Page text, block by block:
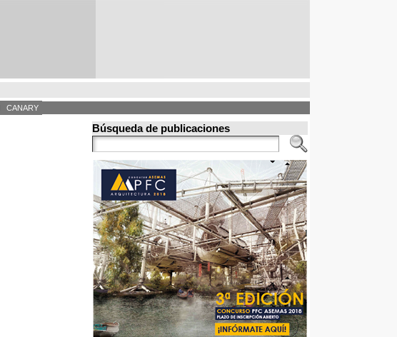
CANARY
Búsqueda de publicaciones